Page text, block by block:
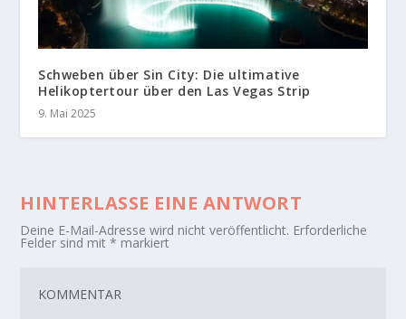
Schweben über Sin City: Die ultimative
Helikoptertour über den Las Vegas Strip
9. Mai 2025
HINTERLASSE EINE ANTWORT
Deine E-Mail-Adresse wird nicht veröffentlicht. Erforderliche
Felder sind mit* markiert